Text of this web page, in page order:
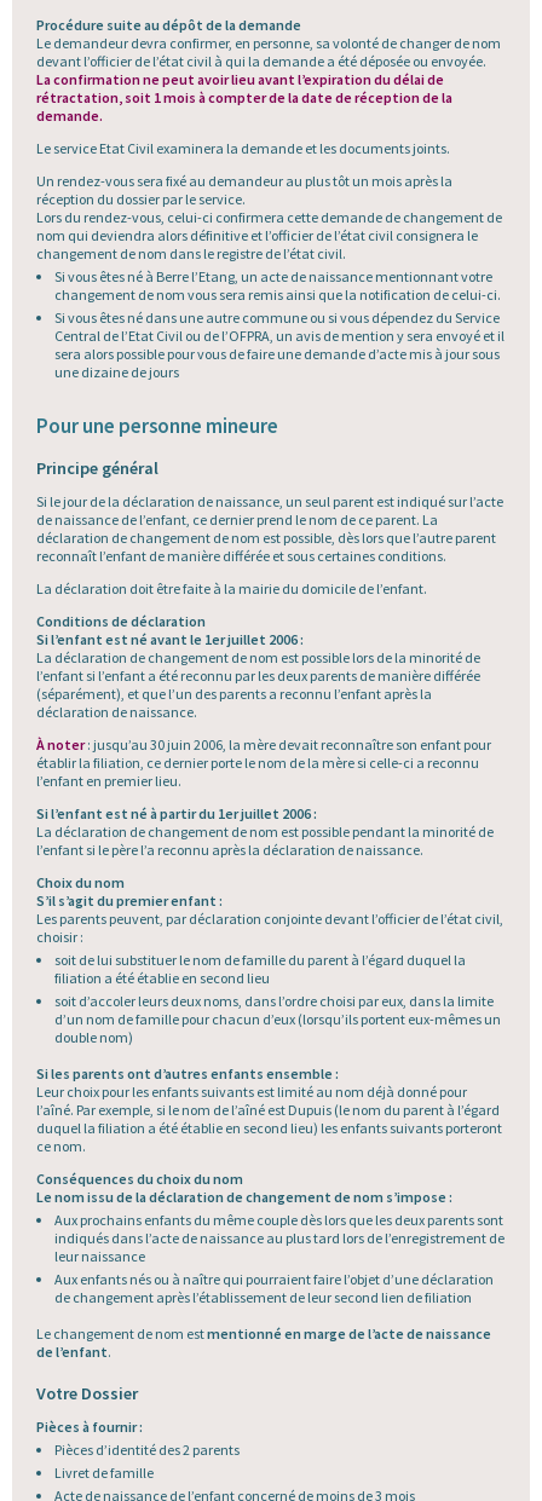
Procédure suite au dépôt de la demande
Le demandeur devra confirmer, en personne, sa volonté de changer de nom
devant l’officier de l’état civil à qui la demande a été déposée ou envoyée.
La confirmation ne peut avoir lieu avant l’expiration du délai de
rétractation, soit 1 mois à compter de la date de réception de la
demande.
Le service Etat Civil examinera la demande et les documents joints.
Un rendez-vous sera fixé au demandeur au plus tôt un mois après la
réception du dossier par le service.
Lors du rendez-vous, celui-ci confirmera cette demande de changement de
nom qui deviendra alors définitive et l’officier de l’état civil consignera le
changement de nom dans le registre de l’état civil.
Si vous êtes né à Berre l’Etang, un acte de naissance mentionnant votre
changement de nom vous sera remis ainsi que la notification de celui-ci.
Si vous êtes né dans une autre commune ou si vous dépendez du Service
Central de l’Etat Civil ou de l’OFPRA, un avis de mention y sera envoyé et il
sera alors possible pour vous de faire une demande d’acte mis à jour sous
une dizaine de jours
Pour une personne mineure
Principe général
Si le jour de la déclaration de naissance, un seul parent est indiqué sur l’acte
de naissance de l’enfant, ce dernier prend le nom de ce parent. La
déclaration de changement de nom est possible, dès lors que l’autre parent
reconnaît l’enfant de manière différée et sous certaines conditions.
La déclaration doit être faite à la mairie du domicile de l’enfant.
Conditions de déclaration
Si l’enfant est né avant le 1er juillet 2006 :
La déclaration de changement de nom est possible lors de la minorité de
l’enfant si l’enfant a été reconnu par les deux parents de manière différée
(séparément), et que l’un des parents a reconnu l’enfant après la
déclaration de naissance.
À noter: jusqu’au 30 juin 2006, la mère devait reconnaître son enfant pour
établir la filiation, ce dernier porte le nom de la mère si celle-ci a reconnu
l’enfant en premier lieu.
Si l’enfant est né à partir du 1er juillet 2006 :
La déclaration de changement de nom est possible pendant la minorité de
l’enfant si le père l’a reconnu après la déclaration de naissance.
Choix du nom
S’il s’agit du premier enfant :
Les parents peuvent, par déclaration conjointe devant l’officier de l’état civil,
choisir :
soit de lui substituer le nom de famille du parent à l’égard duquel la
filiation a été établie en second lieu
soit d’accoler leurs deux noms, dans l’ordre choisi par eux, dans la limite
d’un nom de famille pour chacun d’eux (lorsqu’ils portent eux-mêmes un
double nom)
Si les parents ont d’autres enfants ensemble :
Leur choix pour les enfants suivants est limité au nom déjà donné pour
l’aîné. Par exemple, si le nom de l’aîné est Dupuis (le nom du parent à l’égard
duquel la filiation a été établie en second lieu) les enfants suivants porteront
ce nom.
Conséquences du choix du nom
Le nom issu de la déclaration de changement de nom s’impose :
Aux prochains enfants du même couple dès lors que les deux parents sont
indiqués dans l’acte de naissance au plus tard lors de l’enregistrement de
leur naissance
Aux enfants nés ou à naître qui pourraient faire l’objet d’une déclaration
de changement après l’établissement de leur second lien de filiation
Le changement de nom estmentionné en marge de l’acte de naissance
de l’enfant.
Votre Dossier
Pièces à fournir :
Pièces d’identité des 2 parents
Livret de famille
Acte de naissance de l’enfant concerné de moins de 3 mois